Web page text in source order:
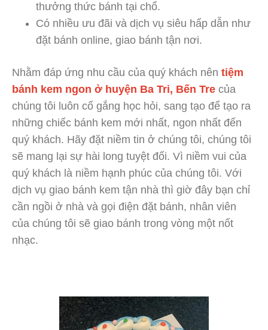
thưởng thức bánh tại chổ.
Có nhiều ưu đãi và dịch vụ siêu hấp dẫn như
đặt bánh online, giao bánh tận nơi.
Nhằm đáp ứng nhu cầu của quý khách nên tiệm
bánh kem ngon ở huyện Ba Tri, Bến Tre của
chúng tôi luôn cố gắng học hỏi, sang tạo để tạo ra
những chiếc bánh kem mới nhất, ngon nhất đến
quý khách. Hãy đặt niềm tin ở chúng tôi, chúng tôi
sẽ mang lại sự hài long tuyệt đối. Vì niềm vui của
quý khách là niềm hạnh phúc của chúng tôi. Với
dịch vụ giao bánh kem tận nhà thì giờ đây bạn chỉ
cần ngồi ở nhà và gọi điện đặt bánh, nhân viên
của chúng tôi sẽ giao bánh trong vòng một nốt
nhạc.